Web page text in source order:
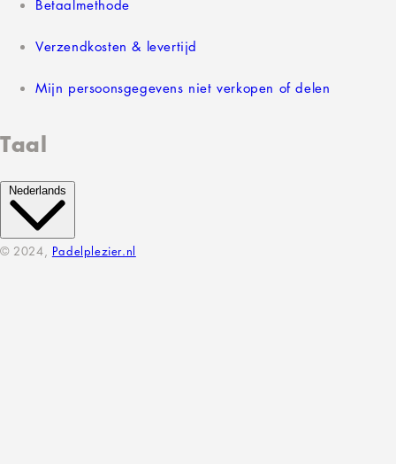
Betaalmethode
Verzendkosten & levertijd
Mijn persoonsgegevens niet verkopen of delen
Taal
Nederlands
© 2024, Padelplezier.nl